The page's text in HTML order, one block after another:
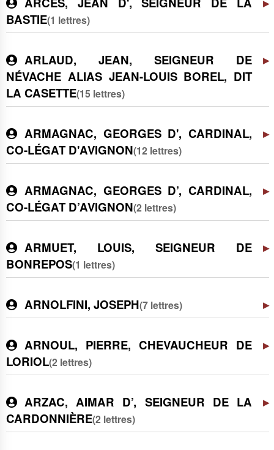
BASTIE(1 lettres)
ARLAUD, JEAN, SEIGNEUR DE
NÉVACHE ALIAS JEAN-LOUIS BOREL, DIT
LA CASETTE(15 lettres)
ARMAGNAC, GEORGES D', CARDINAL,
CO-LÉGAT D'AVIGNON(12 lettres)
ARMAGNAC, GEORGES D’, CARDINAL,
CO-LÉGAT D’AVIGNON(2 lettres)
ARMUET, LOUIS, SEIGNEUR DE
BONREPOS(1 lettres)
ARNOLFINI, JOSEPH(7 lettres)
ARNOUL, PIERRE, CHEVAUCHEUR DE
LORIOL(2 lettres)
ARZAC, AIMAR D’, SEIGNEUR DE LA
CARDONNIÈRE(2 lettres)